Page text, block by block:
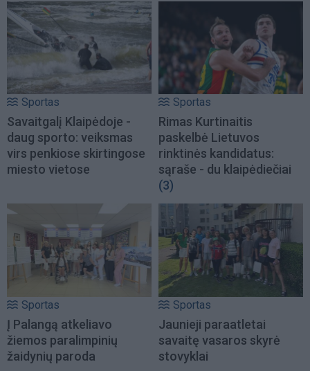
Sportas
Savaitgalį Klaipėdoje -
daug sporto: veiksmas
virs penkiose skirtingose
miesto vietose
Sportas
Rimas Kurtinaitis
paskelbė Lietuvos
rinktinės kandidatus:
sąraše - du klaipėdiečiai
(3)
Sportas
Į Palangą atkeliavo
žiemos paralimpinių
žaidynių paroda
Sportas
Jaunieji paraatletai
savaitę vasaros skyrė
stovyklai